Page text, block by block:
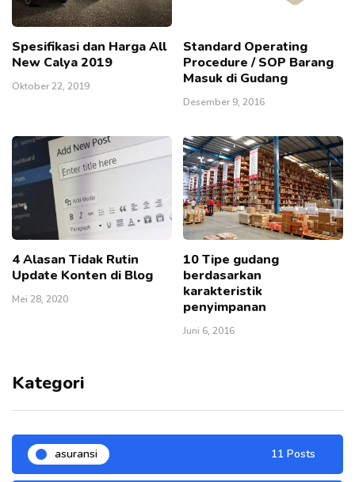
Spesifikasi dan Harga All
New Calya 2019
Oktober 22, 2019
Standard Operating
Procedure / SOP Barang
Masuk di Gudang
Desember 9, 2016
4 Alasan Tidak Rutin
Update Konten di Blog
Mei 28, 2020
10 Tipe gudang
berdasarkan
karakteristik
penyimpanan
Juni 6, 2016
Kategori
asuransi 11 Posts